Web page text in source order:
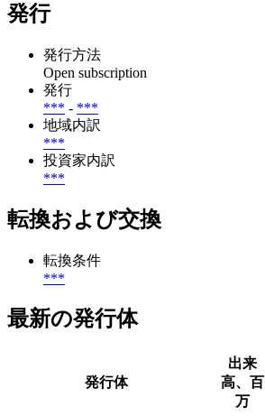
発行
発行方法
Open subscription
発行
*** - ***
地域内訳
***
投資家内訳
***
転換および交換
転換条件
***
最新の発行体
発行体
出来
高、百
万